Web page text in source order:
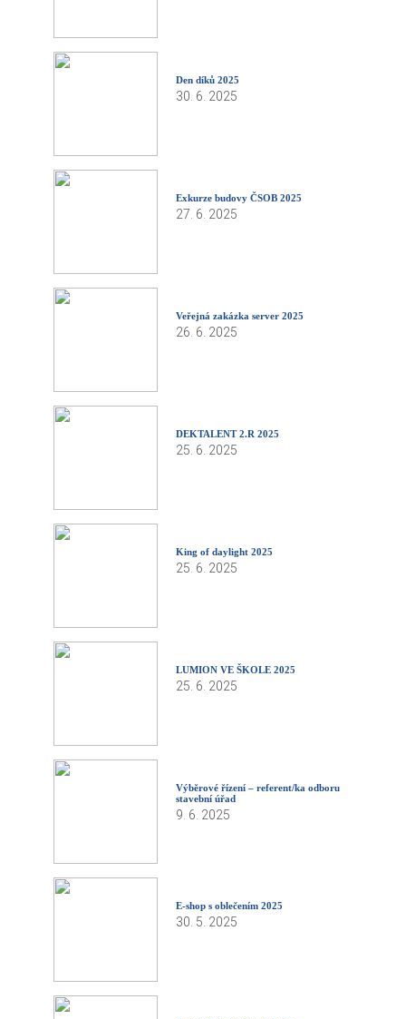
Den díků 2025
30. 6. 2025
Exkurze budovy ČSOB 2025
27. 6. 2025
Veřejná zakázka server 2025
26. 6. 2025
DEKTALENT 2.R 2025
25. 6. 2025
King of daylight 2025
25. 6. 2025
LUMION VE ŠKOLE 2025
25. 6. 2025
Výběrové řízení – referent/ka odboru
stavební úřad
9. 6. 2025
E-shop s oblečením 2025
30. 5. 2025